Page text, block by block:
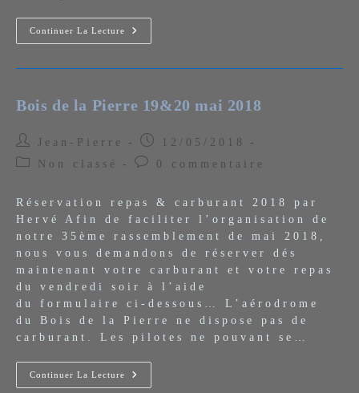
Continuer La Lecture
Fête
Du
Céret
Bois de la Pierre 19&20 mai 2018
Auteur/autrice
de
Jean-Pierre
Publication
publiée :
12/05/2018
PostNon classé
Commentaires
publication :
0 commentaire
Réservation repas & carburant 2018 par
Hervé Afin de faciliter l’organisation de
notre 35ème rassemblement de mai 2018,
nous vous demandons de réserver dés
maintenant votre carburant et votre repas
du vendredi soir à l’aide
du formulaire ci-dessous… L’aérodrome
du Bois de la Pierre ne dispose pas de
carburant. Les pilotes ne pouvant se…
Continuer La Lecture
Bois
De